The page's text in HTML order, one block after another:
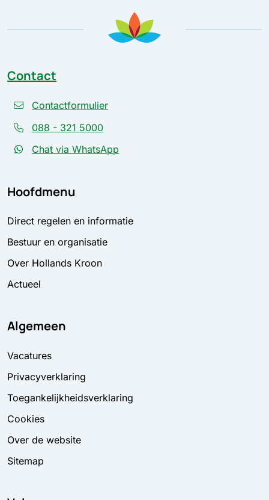
Contact
Contactformulier
088 - 321 5000
Chat via WhatsApp
Hoofdmenu
Direct regelen en informatie
Bestuur en organisatie
Over Hollands Kroon
Actueel
Algemeen
Vacatures
Privacyverklaring
Toegankelijkheidsverklaring
Cookies
Over de website
Sitemap